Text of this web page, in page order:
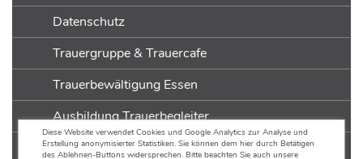
Datenschutz
Trauergruppe & Trauercafe
Trauerbewältigung Essen
Ausbildung Trauerbegleiter
Ausbildung Trauerarbeit
Diese Website verwendet Cookies und Google Analytics zur Analyse und
Erstellung anonymisierter Statistiken. Sie können dem hier durch Betätigen
des Ablehnen-Buttons widersprechen. Bitte beachten Sie auch unsere